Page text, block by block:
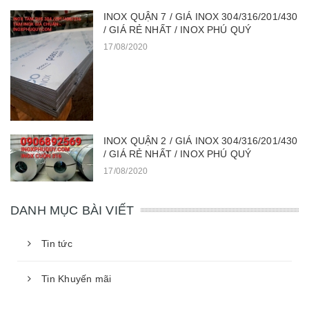
INOX QUẬN 7 / GIÁ INOX 304/316/201/430
/ GIÁ RẺ NHẤT / INOX PHÚ QUÝ
17/08/2020
INOX QUẬN 2 / GIÁ INOX 304/316/201/430
/ GIÁ RẺ NHẤT / INOX PHÚ QUÝ
17/08/2020
DANH MỤC BÀI VIẾT
Tin tức
Tin Khuyến mãi